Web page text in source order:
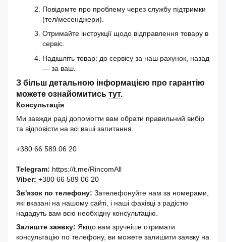
Повідомте про проблему через службу підтримки
(тел/месенджери).
Отримайте інструкції щодо відправлення товару в
сервіс.
Надішліть товар: до сервісу за наш рахунок, назад
— за ваш.
З більш детальною інформацією про гарантію
можете ознайомитись тут.
Консультація
Ми завжди раді допомогти вам обрати правильний вибір
та відповісти на всі ваші запитання.
+380 66 589 06 20
Telegram: https://t.me/RincomAll
Viber: +380 66 589 06 20
Зв'язок по телефону: Зателефонуйте нам за номерами,
які вказані на нашому сайті, і наші фахівці з радістю
нададуть вам всю необхідну консультацію.
Залиште заявку: Якщо вам зручніше отримати
консультацію по телефону, ви можете залишити заявку на